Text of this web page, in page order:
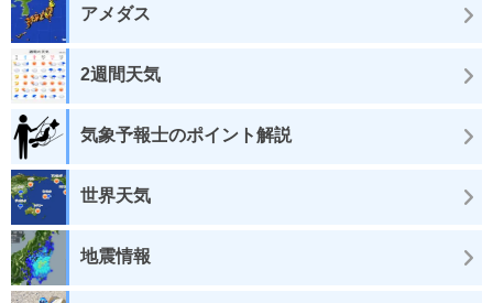
アメダス
2週間天気
気象予報士のポイント解説
世界天気
地震情報